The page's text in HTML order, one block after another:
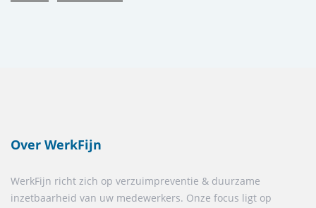
Over WerkFijn
WerkFijn richt zich op verzuimpreventie & duurzame
inzetbaarheid van uw medewerkers. Onze focus ligt op